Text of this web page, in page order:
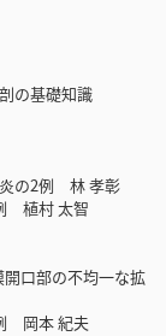
の基礎知識
炎の2例 林 孝彰
植村 太智
口部の不均一な拡
岡本 紀夫